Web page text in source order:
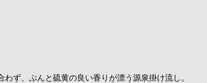
ず、ぷんと硫黄の良い香りが漂う源泉掛け流し。